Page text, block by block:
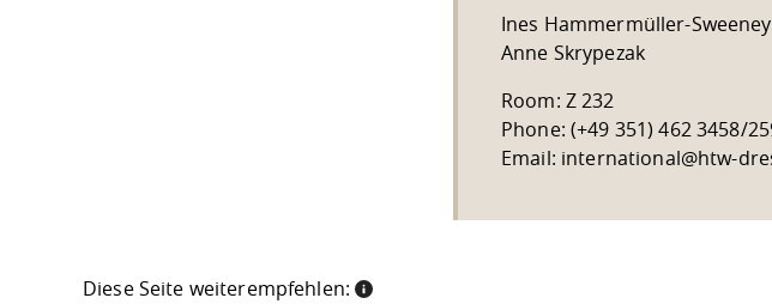
Ines Hammermüller-
Anne Skrypezak
Room: Z 232
Phone: (+49 351) 462 3458/
Email: international@htw-
Diese Seite weiterempfehlen: